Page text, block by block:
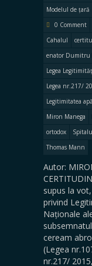
Modelul de țară
0 Comment
Cahalul
enator Dumitru
Legea
Legea nr.217/
Legitimitatea
Miron Manega
ortodox
Thomas Mann
Autor:
supus la
privind
Naționale
ceream
(Legea
nr.217/